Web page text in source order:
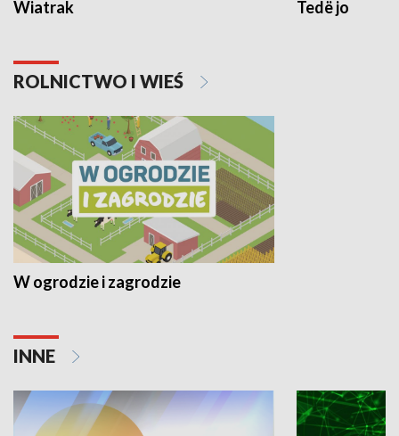
Wiatrak Tedë jo
ROLNICTWO I WIEŚ
W ogrodzie i zagrodzie
INNE